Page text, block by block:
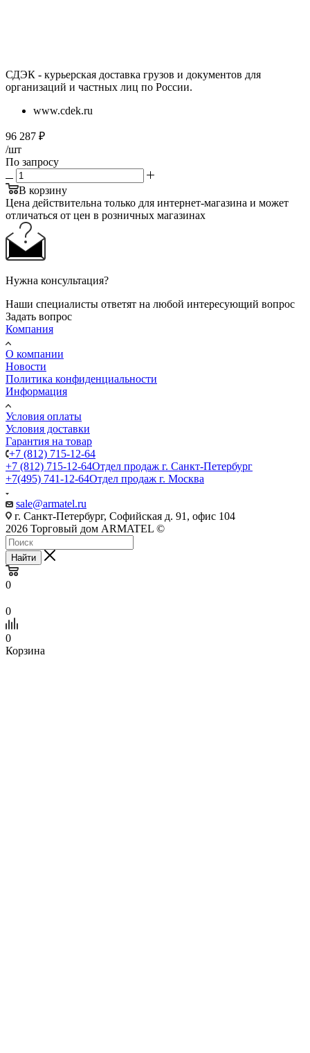
СДЭК - курьерская доставка грузов и документов для
организаций и частных лиц по России.
www.cdek.ru
96 287 ₽
/шт
По запросу
В корзину
Цена действительна только для интернет-магазина и может
отличаться от цен в розничных магазинах
Нужна консультация?
Наши специалисты ответят на любой интересующий вопрос
Задать вопрос
Компания
О компании
Новости
Политика конфиденциальности
Информация
Условия оплаты
Условия доставки
Гарантия на товар
+7 (812) 715-12-64
+7 (812) 715-12-64Отдел продаж г. Санкт-Петербург
+7(495) 741-12-64Отдел продаж г. Москва
sale@armatel.ru
г. Санкт-Петербург, Софийская д. 91, офис 104
2026 Торговый дом ARMATEL ©
Найти
0
0
0
Корзина